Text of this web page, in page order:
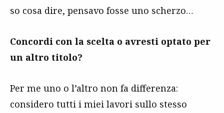
so cosa dire, pensavo fosse uno scherzo…
Concordi con la scelta o avresti optato per
un altro titolo?
Per me uno o l’altro non fa differenza:
considero tutti i miei lavori sullo stesso